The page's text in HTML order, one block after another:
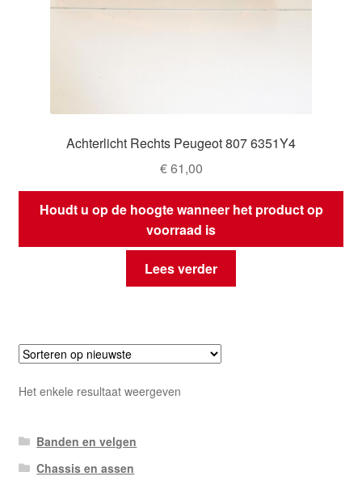
Achterlicht Rechts Peugeot 807 6351Y4
€61,00
Houdt u op de hoogte wanneer het product op
voorraad is
Lees verder
Het enkele resultaat weergeven
Banden en velgen
Chassis en assen